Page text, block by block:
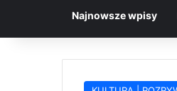
Najnowsze wpisy